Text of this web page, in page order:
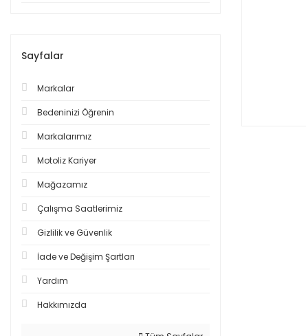
Sayfalar
Markalar
Bedeninizi Öğrenin
Markalarımız
Motoliz Kariyer
Mağazamız
Çalışma Saatlerimiz
Gizlilik ve Güvenlik
İade ve Değişim Şartları
Yardım
Hakkımızda